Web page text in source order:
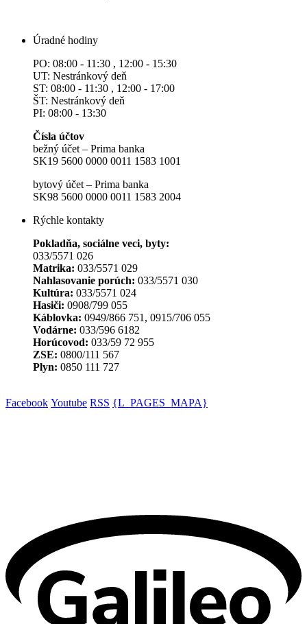
Úradné hodiny
PO: 08:00 - 11:30 , 12:00 - 15:30
UT: Nestránkový deň
ST: 08:00 - 11:30 , 12:00 - 17:00
ŠT: Nestránkový deň
PI: 08:00 - 13:30
Čísla účtov
bežný účet – Prima banka
SK19 5600 0000 0011 1583 1001
bytový účet – Prima banka
SK98 5600 0000 0011 1583 2004
Rýchle kontakty
Pokladňa, sociálne veci, byty:
033/5571 026
Matrika: 033/5571 029
Nahlasovanie porúch: 033/5571 030
Kultúra: 033/5571 024
Hasiči: 0908/799 055
Káblovka: 0949/866 751, 0915/706 055
Vodárne: 033/596 6182
Horúcovod: 033/59 72 955
ZSE: 0800/111 567
Plyn: 0850 111 727
Facebook Youtube RSS {L_PAGES_MAPA}